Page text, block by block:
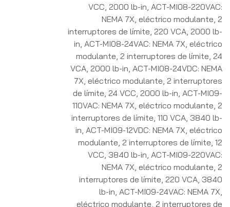
VCC, 2000 lb-in ACT-MI08-220VAC:
NEMA 7X, eléctrico modulante, 2
interruptores de límite, 220 VCA, 2000 lb-
in ACT-MI08-24VAC: NEMA 7X, eléctrico
modulante, 2 interruptores de límite, 24
VCA, 2000 lb-in ACT-MI08-24VDC: NEMA
7X, eléctrico modulante, 2 interruptores
de límite, 24 VCC, 2000 lb-in ACT-MI09-
110VAC: NEMA 7X, eléctrico modulante, 2
interruptores de límite, 110 VCA, 3840 lb-
in ACT-MI09-12VDC: NEMA 7X, eléctrico
modulante, 2 interruptores de límite, 12
VCC, 3840 lb-in ACT-MI09-220VAC:
NEMA 7X, eléctrico modulante, 2
interruptores de límite, 220 VCA, 3840
lb-in ACT-MI09-24VAC: NEMA 7X,
eléctrico modulante, 2 interruptores de